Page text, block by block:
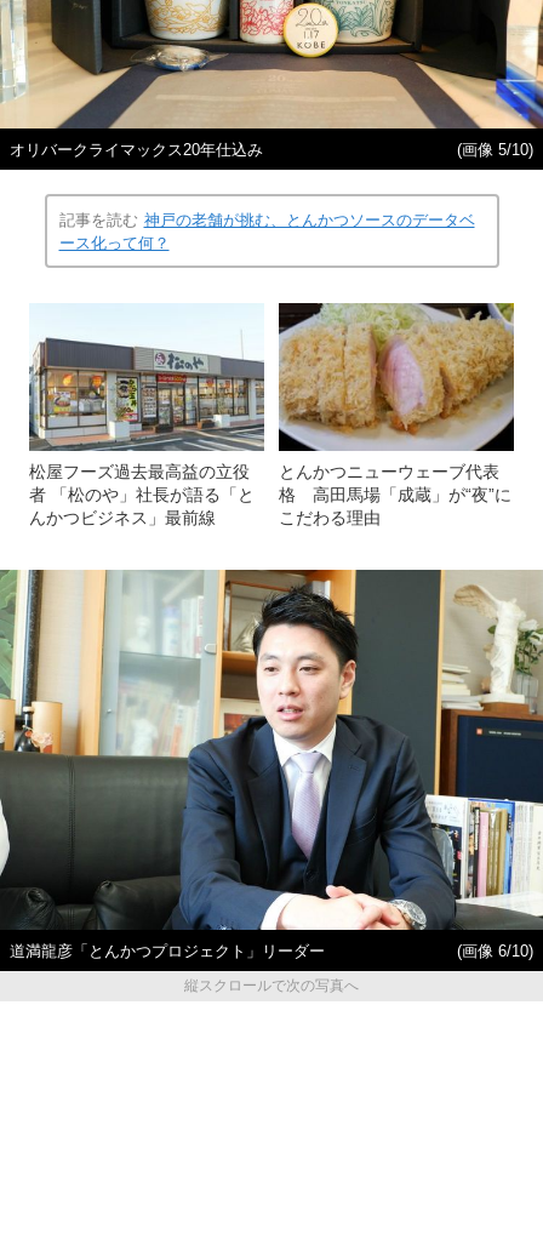
オリバークライマックス20年仕込み (画像 5/10)
記事を読む 神戸の老舗が挑む、とんかつソースのデータベ
ース化って何？
松屋フーズ過去最高益の立役
者 「松のや」社長が語る「と
んかつビジネス」最前線
とんかつニューウェーブ代表
格 高田馬場「成蔵」が“夜”に
こだわる理由
道満龍彦「とんかつプロジェクト」リーダー
(画像 6/10)
縦スクロールで次の写真へ